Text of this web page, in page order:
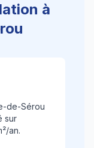
à
de-Sérou
sur
an.